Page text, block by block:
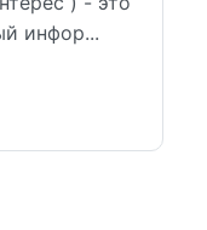
инфор...